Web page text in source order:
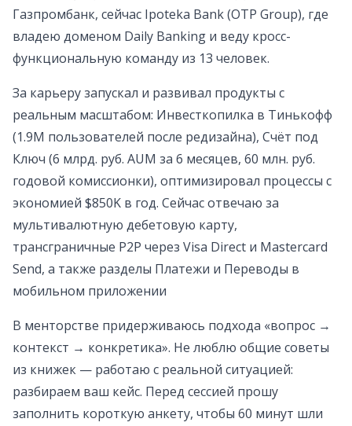
Газпромбанк, сейчас Ipoteka Bank (OTP Group), где
владею доменом Daily Banking и веду кросс-
функциональную команду из 13 человек.
За карьеру запускал и развивал продукты с
реальным масштабом: Инвесткопилка в Тинькофф
(1.9M пользователей после редизайна), Счёт под
Ключ (6 млрд. руб. AUM за 6 месяцев, 60 млн. руб.
годовой комиссионки), оптимизировал процессы с
экономией $850K в год. Сейчас отвечаю за
мультивалютную дебетовую карту,
трансграничные P2P через Visa Direct и Mastercard
Send, а также разделы Платежи и Переводы в
мобильном приложении
В менторстве придерживаюсь подхода «вопрос →
контекст → конкретика». Не люблю общие советы
из книжек — работаю с реальной ситуацией:
разбираем ваш кейс. Перед сессией прошу
заполнить короткую анкету, чтобы 60 минут шли